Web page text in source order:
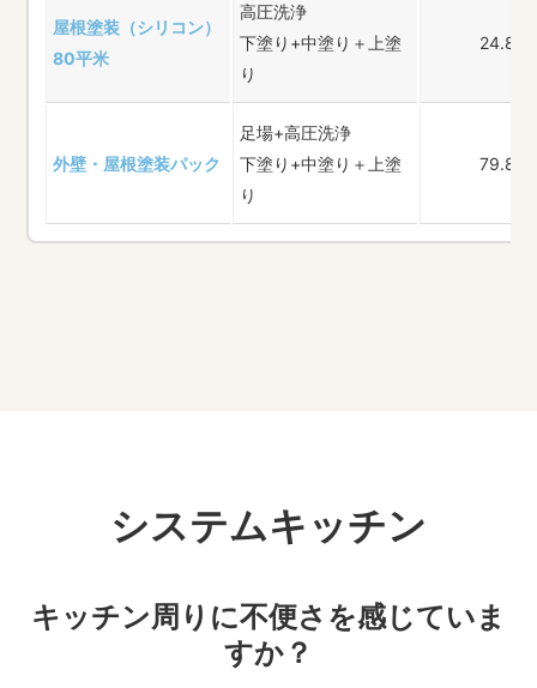
屋根塗装（シリコン）
80平米
高圧洗浄
下塗り+中塗り＋上塗
り
24.8万
外壁・屋根塗装パック
足場+高圧洗浄
下塗り+中塗り＋上塗
り
79.8万
システムキッチン
キッチン周りに不便さを感じていま
すか？